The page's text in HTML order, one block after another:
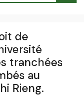
de
tranchées
au
Rieng.